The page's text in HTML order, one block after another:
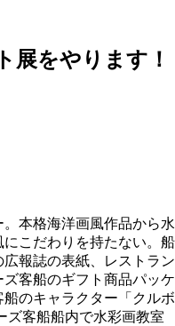
展をやります！
本格海洋画風作品から水
こだわりを持たない。船
報誌の表紙、レストラン
客船のギフト商品パッケ
のキャラクター「クルボ
ズ客船船内で水彩画教室